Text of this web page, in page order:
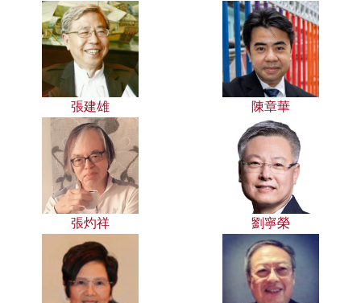
張建雄 陳章華
張灼祥 劉寧榮